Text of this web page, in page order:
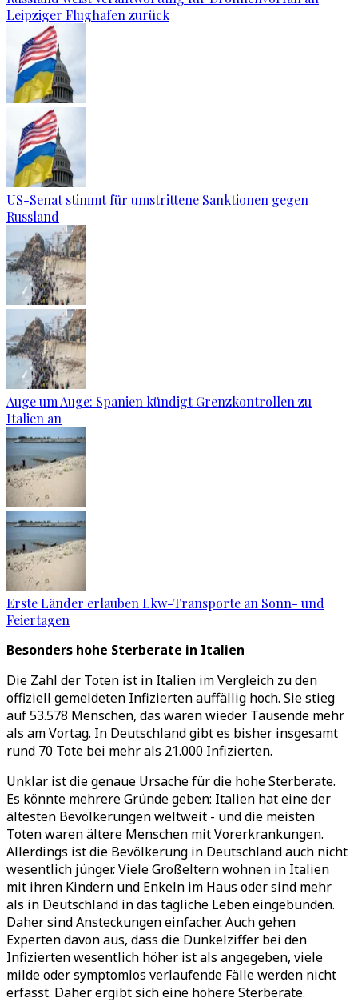
Leipziger Flughafen zurück
US-Senat stimmt für umstrittene Sanktionen gegen
Russland
Auge um Auge: Spanien kündigt Grenzkontrollen zu
Italien an
Erste Länder erlauben Lkw-Transporte an Sonn- und
Feiertagen
Besonders hohe Sterberate in Italien
Die Zahl der Toten ist in Italien im Vergleich zu den
offiziell gemeldeten Infizierten auffällig hoch. Sie stieg
auf 53.578 Menschen, das waren wieder Tausende mehr
als am Vortag. In Deutschland gibt es bisher insgesamt
rund 70 Tote bei mehr als 21.000 Infizierten.
Unklar ist die genaue Ursache für die hohe Sterberate.
Es könnte mehrere Gründe geben: Italien hat eine der
ältesten Bevölkerungen weltweit - und die meisten
Toten waren ältere Menschen mit Vorerkrankungen.
Allerdings ist die Bevölkerung in Deutschland auch nicht
wesentlich jünger. Viele Großeltern wohnen in Italien
mit ihren Kindern und Enkeln im Haus oder sind mehr
als in Deutschland in das tägliche Leben eingebunden.
Daher sind Ansteckungen einfacher. Auch gehen
Experten davon aus, dass die Dunkelziffer bei den
Infizierten wesentlich höher ist als angegeben, viele
milde oder symptomlos verlaufende Fälle werden nicht
erfasst. Daher ergibt sich eine höhere Sterberate.